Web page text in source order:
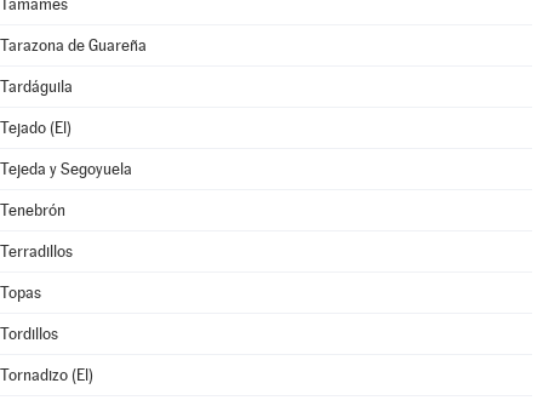
Tamames
Tarazona de Guareña
Tardáguila
Tejado (El)
Tejeda y Segoyuela
Tenebrón
Terradillos
Topas
Tordillos
Tornadizo (El)